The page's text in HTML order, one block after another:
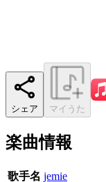
シェア マイうた
楽曲情報
歌手名 jemie